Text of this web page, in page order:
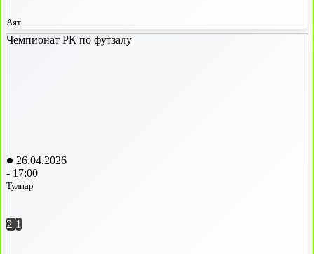
Аят
Чемпионат РК по футзалу
26.04.2026
- 17:00
Тулпар
2 1